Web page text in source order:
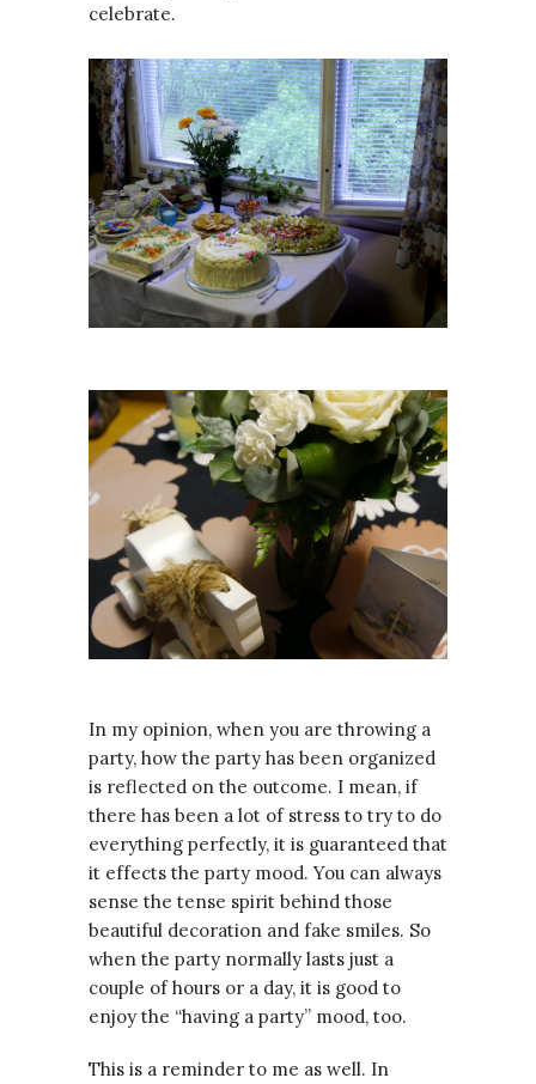
celebrate.
In my opinion, when you are throwing a
party, how the party has been organized
is reflected on the outcome. I mean, if
there has been a lot of stress to try to do
everything perfectly, it is guaranteed that
it effects the party mood. You can always
sense the tense spirit behind those
beautiful decoration and fake smiles. So
when the party normally lasts just a
couple of hours or a day, it is good to
enjoy the “having a party” mood, too.
This is a reminder to me as well. In